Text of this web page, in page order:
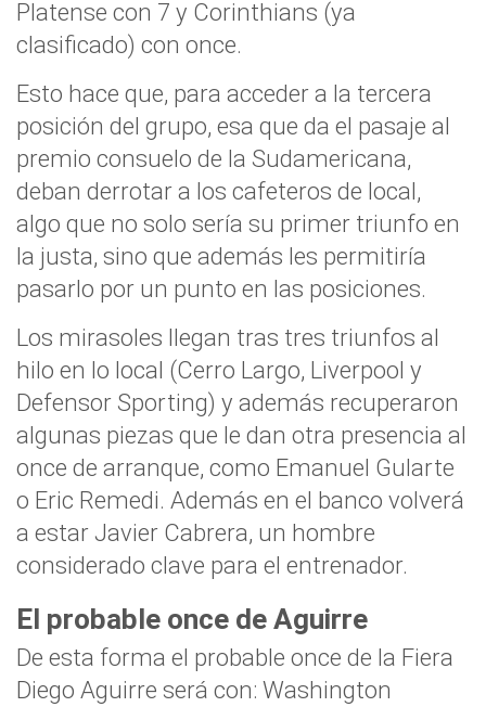
Platense con 7 y Corinthians (ya
clasificado) con once.
Esto hace que, para acceder a la tercera
posición del grupo, esa que da el pasaje al
premio consuelo de la Sudamericana,
deban derrotar a los cafeteros de local,
algo que no solo sería su primer triunfo en
la justa, sino que además les permitiría
pasarlo por un punto en las posiciones.
Los mirasoles llegan tras tres triunfos al
hilo en lo local (Cerro Largo, Liverpool y
Defensor Sporting) y además recuperaron
algunas piezas que le dan otra presencia al
once de arranque, como Emanuel Gularte
o Eric Remedi. Además en el banco volverá
a estar Javier Cabrera, un hombre
considerado clave para el entrenador.
El probable once de Aguirre
De esta forma el probable once de la Fiera
Diego Aguirre será con: Washington